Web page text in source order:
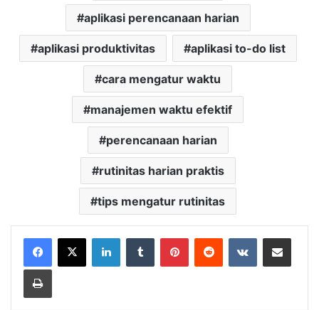
aplikasi perencanaan harian
aplikasi produktivitas aplikasi to-do list
cara mengatur waktu
manajemen waktu efektif
perencanaan harian
rutinitas harian praktis
tips mengatur rutinitas
LinkedInTumblr PinterestReddit VKontakteShare via Email
Print